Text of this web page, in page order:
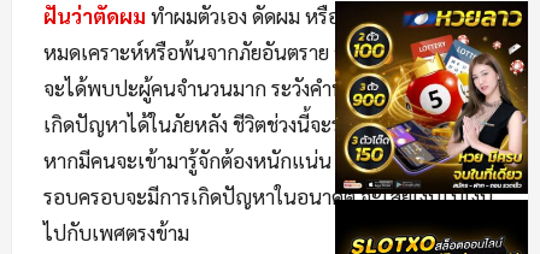
ฝันว่าตัดผม ทำผมตัวเอง ดัดผม หรือดัดผม ทายว่าจะ
หมดเคราะห์หรือพ้นจากภัยอันตราย ช่วงนี้ทำนายฝันว่า
จะได้พบปะผู้คนจำนวนมาก ระวังคำพูดว่าอาจจะทำให้
เกิดปัญหาได้ในภัยหลัง ชีวิตช่วงนี้จะราบรื่น ไม่มีอุปสรรค
หากมีคนจะเข้ามารู้จักต้องหนักแน่น มีสติ วางแผนให้
รอบครอบจะมีการเกิดปัญหาในอนาคต จะเสียเงินไปเงิน
ไปกับเพศตรงข้าม